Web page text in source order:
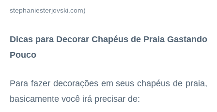
stephaniesterjovski.com)
Dicas para Decorar Chapéus de Praia Gastando
Pouco
Para fazer decorações em seus chapéus de praia,
basicamente você irá precisar de: